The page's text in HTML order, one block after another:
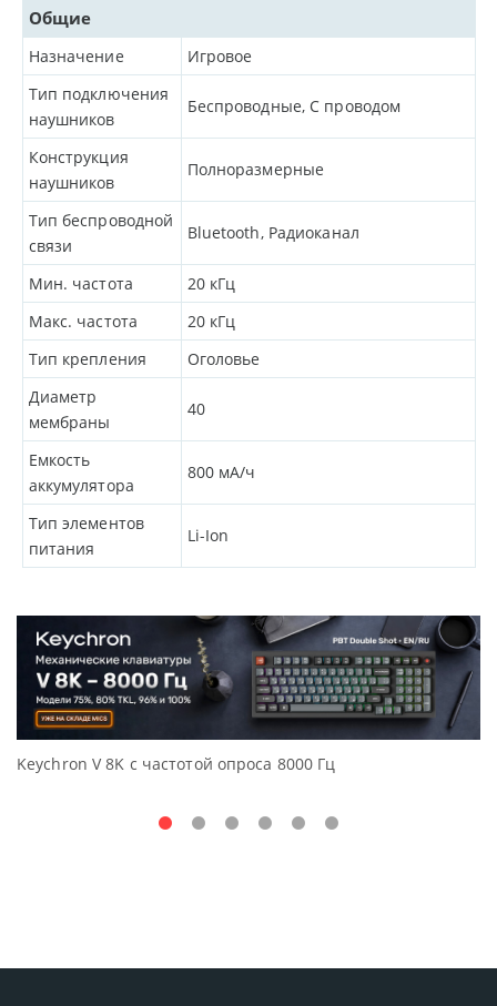
Общие
Назначение
Игровое
Тип подключения
наушников
Беспроводные, С проводом
Конструкция
наушников
Полноразмерные
Тип беспроводной
связи
Bluetooth, Радиоканал
Мин. частота 20 кГц
Макс. частота
20 кГц
Тип крепления
Оголовье
Диаметр
мембраны
40
Емкость
аккумулятора
800 мА/ч
Тип элементов
питания
Li-Ion
Keychron V 8K с частотой опроса 8000 Гц